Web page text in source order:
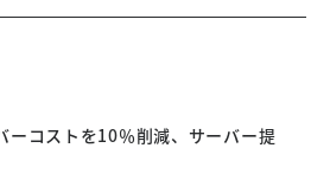
ーコストを10％削減、サーバー提